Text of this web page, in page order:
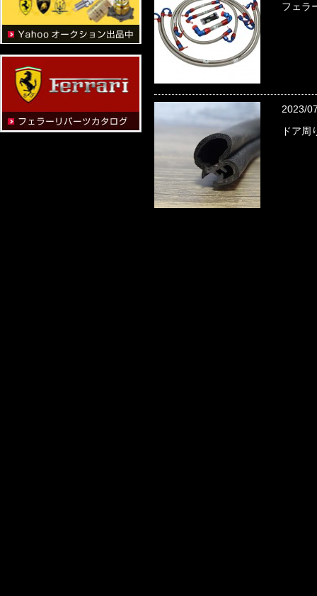
フェラ
2023/
ドア周